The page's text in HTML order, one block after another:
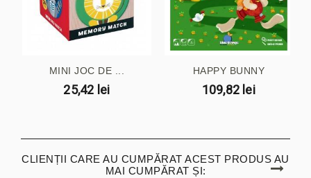
MINI JOC DE ...
25,42 lei
HAPPY BUNNY
109,82 lei
CLIENȚII CARE AU CUMPĂRAT ACEST PRODUS AU
MAI CUMPĂRAT ȘI: